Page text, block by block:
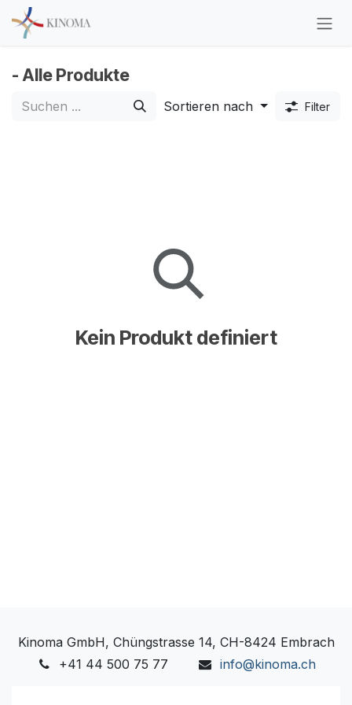
Zum Inhalt springen
- Alle Produkte
Sortieren nach Filter
Kein Produkt definiert
Kinoma GmbH, Chüngstrasse 14, CH-8424 Embrach
+41 44 500 75 77
info@kinoma.ch